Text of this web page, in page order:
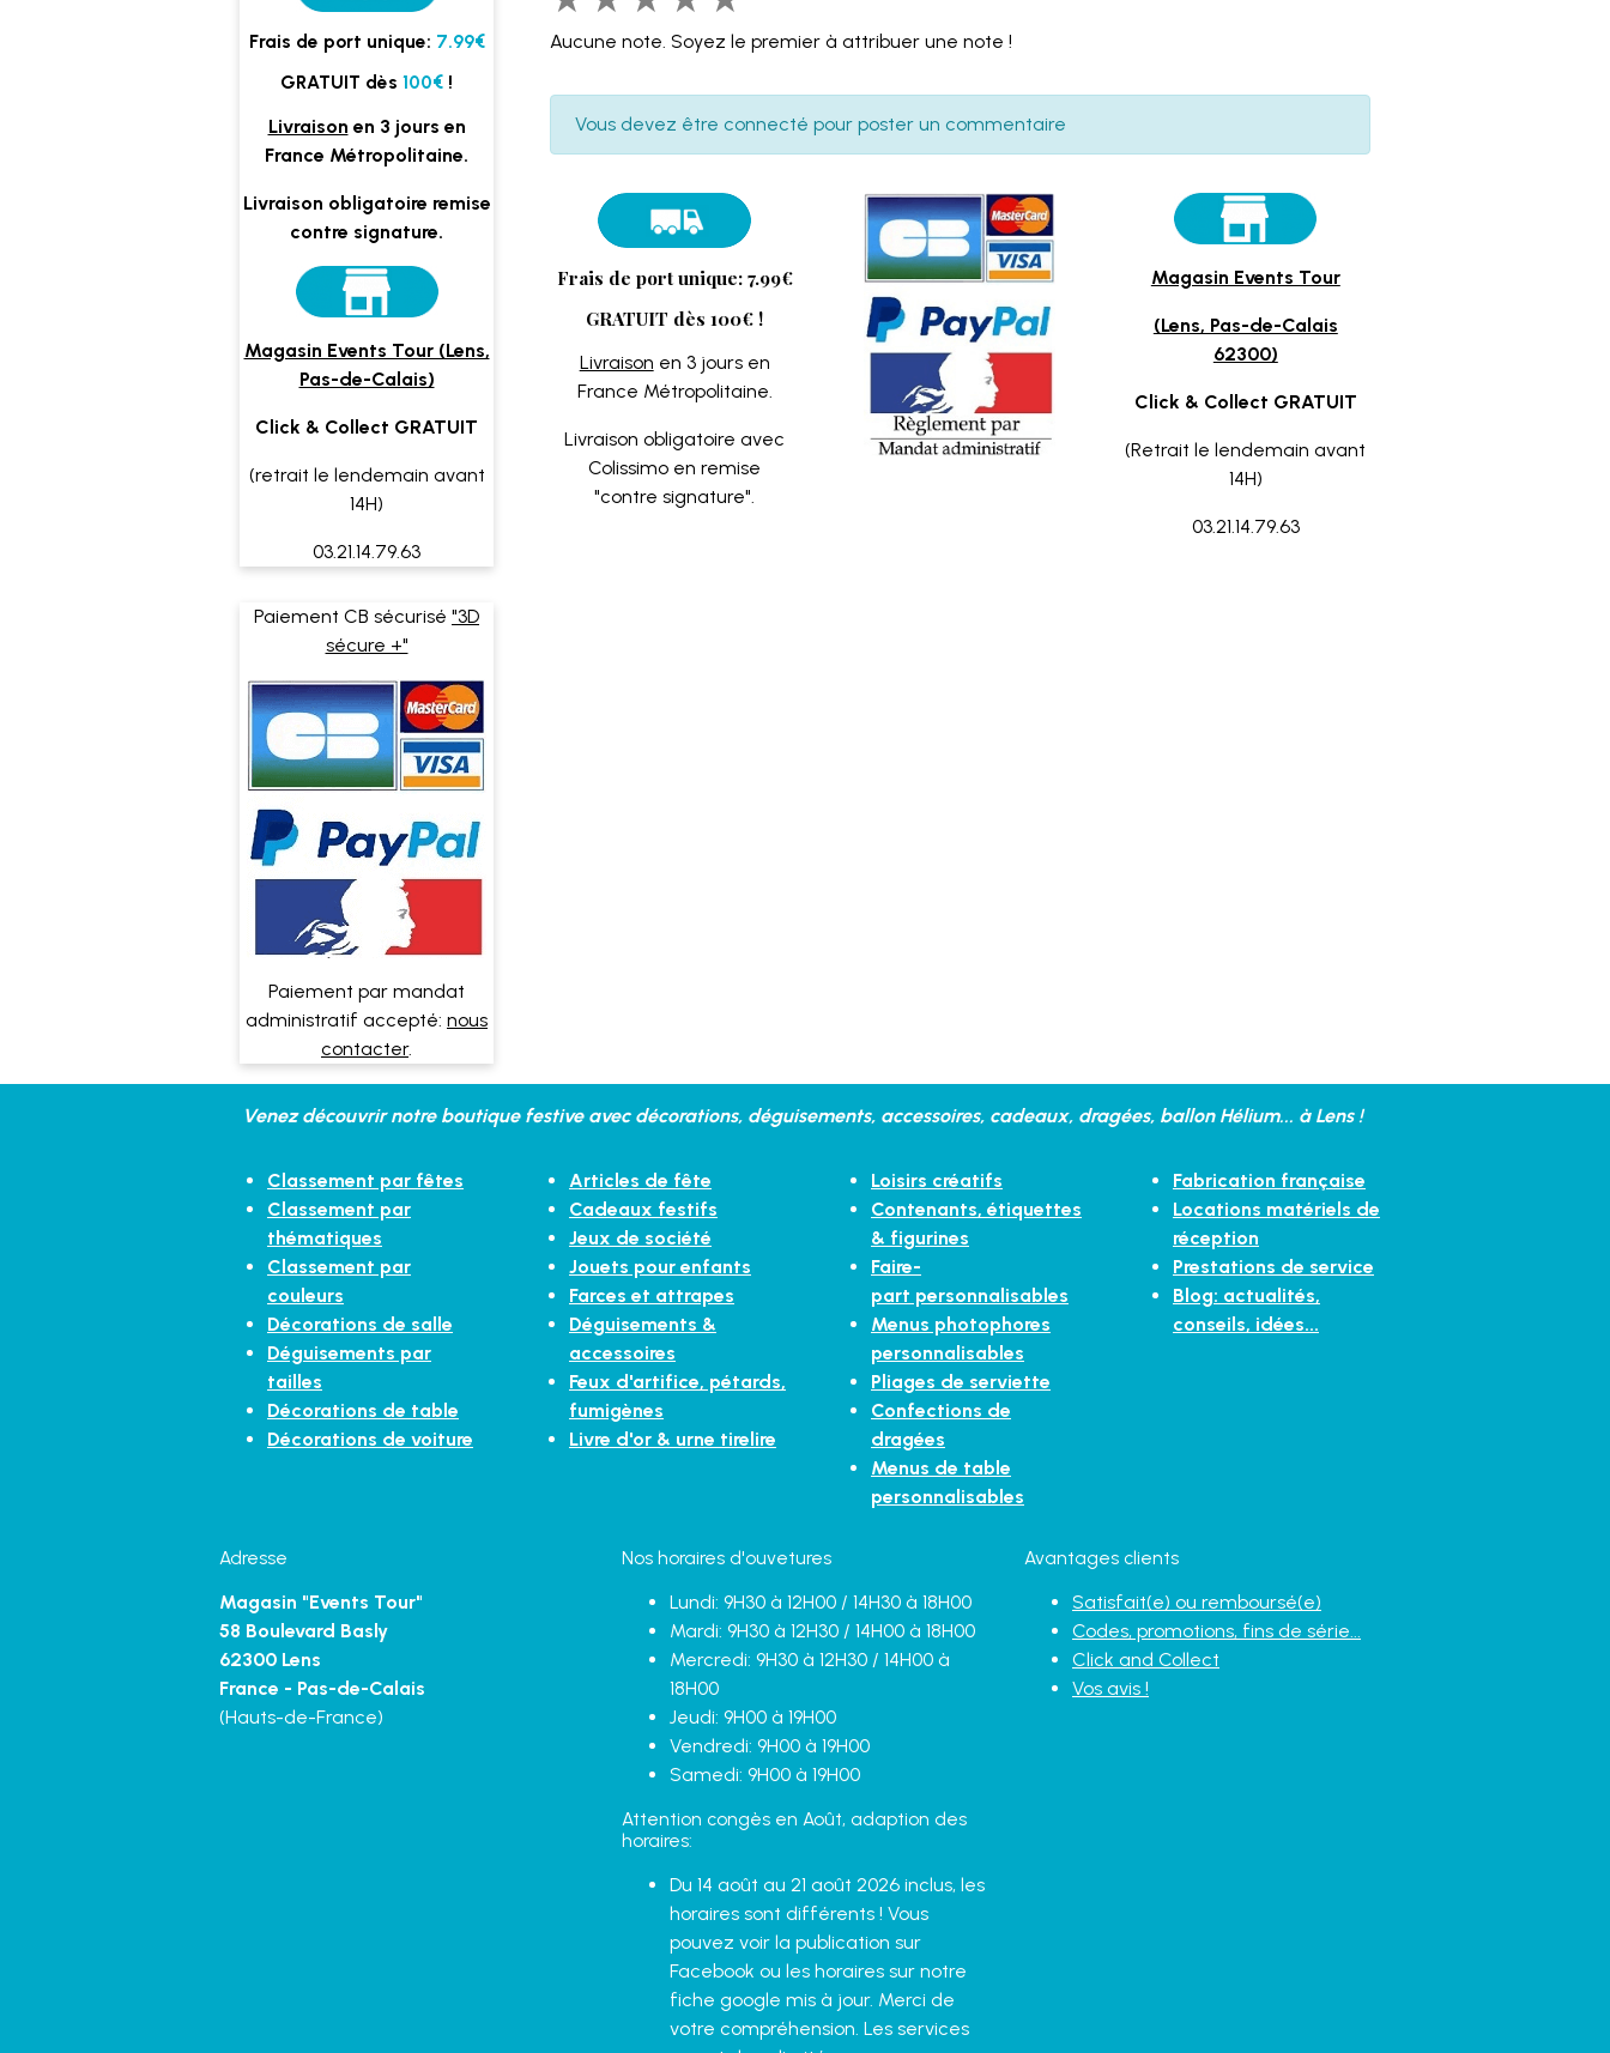
Aucune note. Soyez le premier à attribuer une note !
Vous devez être connecté pour poster un commentaire
Frais de port unique: 7.99€
GRATUIT dès 100€ !
Livraison en 3 jours en
France Métropolitaine.
Livraison obligatoire avec
Colissimo en remise
"contre signature".
Magasin Events Tour
(Lens, Pas-de-Calais
62300)
Click & Collect GRATUIT
(Retrait le lendemain avant
14H)
03.21.14.79.63
Frais de port unique: 7.99€
GRATUIT dès 100€ !
Livraison en 3 jours en
France Métropolitaine.
Livraison obligatoire remise
contre signature.
Magasin Events Tour (Lens,
Pas-de-Calais)
Click & Collect GRATUIT
(retrait le lendemain avant
14H)
03.21.14.79.63
Paiement CB sécurisé "3D
sécure +"
Paiement par mandat
administratif accepté: nous
contacter.
Venez découvrir notre boutique festive avec décorations, déguisements, accessoires, cadeaux, dragées, ballon Hélium... à Lens !
Classement par fêtes
Classement par
thématiques
Classement par
couleurs
Décorations de salle
Déguisements par
tailles
Décorations de table
Décorations de voiture
Articles de fête
Cadeaux festifs
Jeux de société
Jouets pour enfants
Farces et attrapes
Déguisements &
accessoires
Feux d'artifice, pétards,
fumigènes
Livre d'or & urne tirelire
Loisirs créatifs
Contenants, étiquettes
& figurines
Faire-
part personnalisables
Menus photophores
personnalisables
Pliages de serviette
Confections de
dragées
Menus de table
personnalisables
Fabrication française
Locations matériels de
réception
Prestations de service
Blog: actualités,
conseils, idées...
Adresse
Magasin "Events Tour"
58 Boulevard Basly
62300 Lens
France - Pas-de-Calais
(Hauts-de-France)
Nos horaires d'ouvetures
Lundi: 9H30 à 12H00 / 14H30 à 18H00
Mardi: 9H30 à 12H30 / 14H00 à 18H00
Mercredi: 9H30 à 12H30 / 14H00 à
18H00
Jeudi: 9H00 à 19H00
Vendredi: 9H00 à 19H00
Samedi: 9H00 à 19H00
Attention congès en Août, adaption des
horaires:
Du 14 août au 21 août 2026 inclus, les
horaires sont différents ! Vous
pouvez voir la publication sur
Facebook ou les horaires sur notre
fiche google mis à jour. Merci de
votre compréhension. Les services
Avantages clients
Satisfait(e) ou remboursé(e)
Codes, promotions, fins de série...
Click and Collect
Vos avis !